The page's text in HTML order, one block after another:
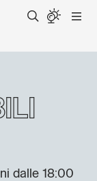
dalle 18:00